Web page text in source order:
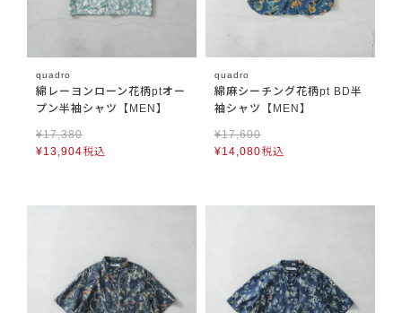
quadro
綿レーヨンローン花柄ptオー
プン半袖シャツ【MEN】
¥17,380
¥13,904税込
quadro
綿麻シーチング花柄pt BD半
袖シャツ【MEN】
¥17,600
¥14,080税込